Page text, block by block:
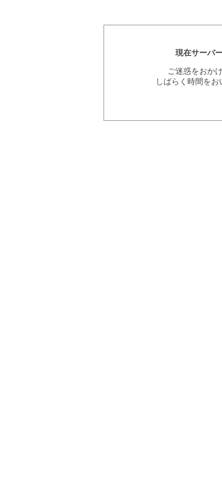
現在サーバ
ご迷惑をおか
しばらく時間を